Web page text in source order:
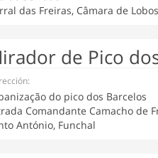
das Freiras, Câmara de Lobos
de Pico
do pico dos Barcelos
Comandante Camacho de
António, Funchal